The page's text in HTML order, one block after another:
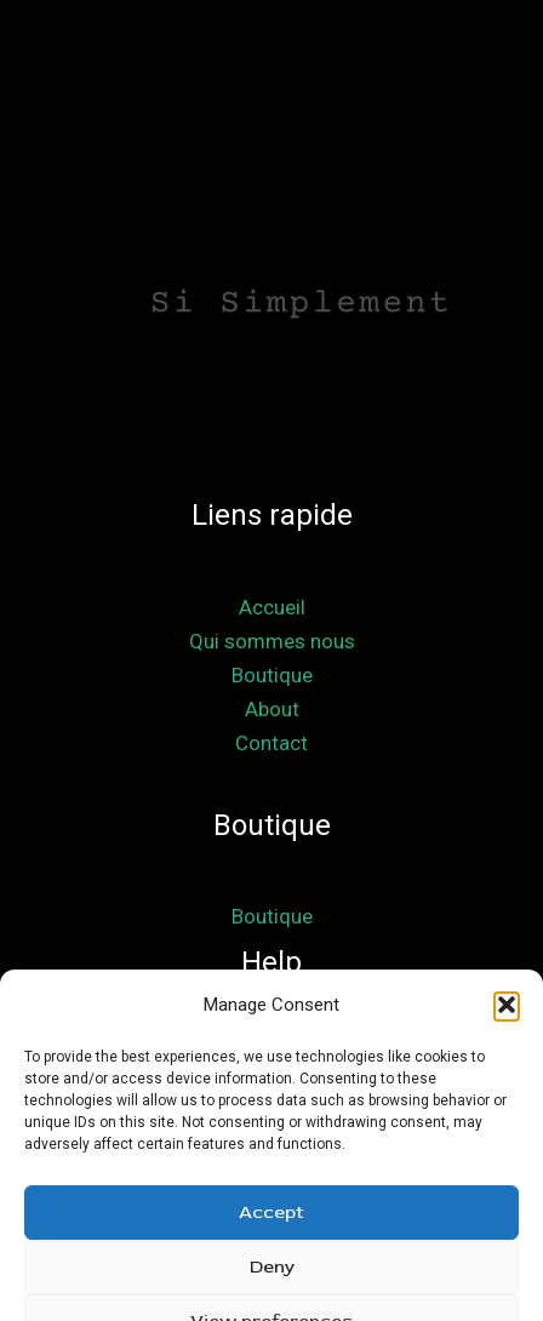
Manage Consent
To provide the best experiences, we use technologies like cookies to
store and/or access device information. Consenting to these
technologies will allow us to process data such as browsing behavior or
unique IDs on this site. Not consenting or withdrawing consent, may
adversely affect certain features and functions.
Accept
Deny
Liens rapide
Accueil
Qui sommes nous
Boutique
About
Contact
Boutique
Boutique
Help
Mon compte
Mentions légales
Conditions Générales de Vente
Copyright © 2026 Nath Si Simplement | Powered by